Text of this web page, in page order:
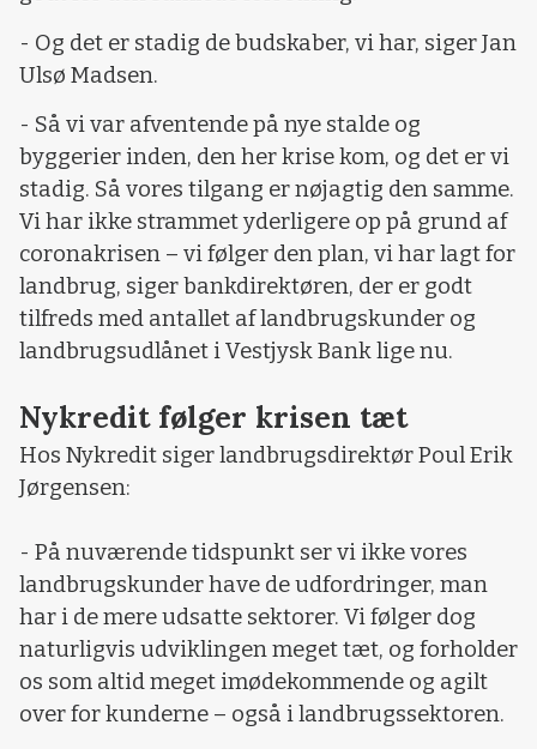
- Og det er stadig de budskaber, vi har, siger Jan
Ulsø Madsen.
- Så vi var afventende på nye stalde og
byggerier inden, den her krise kom, og det er vi
stadig. Så vores tilgang er nøjagtig den samme.
Vi har ikke strammet yderligere op på grund af
coronakrisen – vi følger den plan, vi har lagt for
landbrug, siger bankdirektøren, der er godt
tilfreds med antallet af landbrugskunder og
landbrugsudlånet i Vestjysk Bank lige nu.
Nykredit følger krisen tæt
Hos Nykredit siger landbrugsdirektør Poul Erik
Jørgensen:
- På nuværende tidspunkt ser vi ikke vores
landbrugskunder have de udfordringer, man
har i de mere udsatte sektorer. Vi følger dog
naturligvis udviklingen meget tæt, og forholder
os som altid meget imødekommende og agilt
over for kunderne – også i landbrugssektoren.